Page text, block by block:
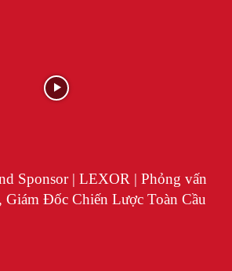
Sponsor | LEXOR | Phỏng vấn
Giám Đốc Chiến Lược Toàn Cầu